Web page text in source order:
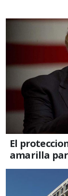
El
amarilla